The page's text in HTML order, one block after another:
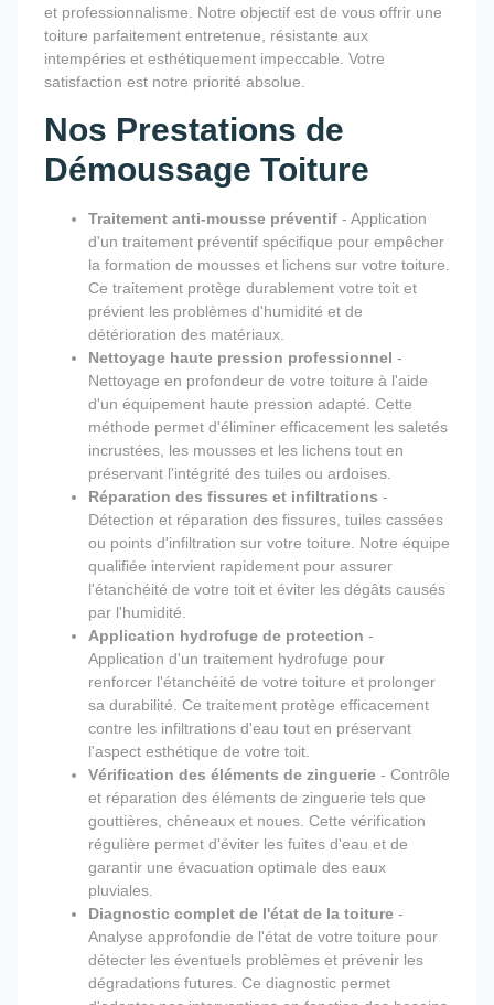
et professionnalisme. Notre objectif est de vous offrir une
toiture parfaitement entretenue, résistante aux
intempéries et esthétiquement impeccable. Votre
satisfaction est notre priorité absolue.
Nos Prestations de
Démoussage Toiture
Traitement anti-mousse préventif - Application
d'un traitement préventif spécifique pour empêcher
la formation de mousses et lichens sur votre toiture.
Ce traitement protège durablement votre toit et
prévient les problèmes d'humidité et de
détérioration des matériaux.
Nettoyage haute pression professionnel -
Nettoyage en profondeur de votre toiture à l'aide
d'un équipement haute pression adapté. Cette
méthode permet d'éliminer efficacement les saletés
incrustées, les mousses et les lichens tout en
préservant l'intégrité des tuiles ou ardoises.
Réparation des fissures et infiltrations -
Détection et réparation des fissures, tuiles cassées
ou points d'infiltration sur votre toiture. Notre équipe
qualifiée intervient rapidement pour assurer
l'étanchéité de votre toit et éviter les dégâts causés
par l'humidité.
Application hydrofuge de protection -
Application d'un traitement hydrofuge pour
renforcer l'étanchéité de votre toiture et prolonger
sa durabilité. Ce traitement protège efficacement
contre les infiltrations d'eau tout en préservant
l'aspect esthétique de votre toit.
Vérification des éléments de zinguerie - Contrôle
et réparation des éléments de zinguerie tels que
gouttières, chéneaux et noues. Cette vérification
régulière permet d'éviter les fuites d'eau et de
garantir une évacuation optimale des eaux
pluviales.
Diagnostic complet de l'état de la toiture -
Analyse approfondie de l'état de votre toiture pour
détecter les éventuels problèmes et prévenir les
dégradations futures. Ce diagnostic permet